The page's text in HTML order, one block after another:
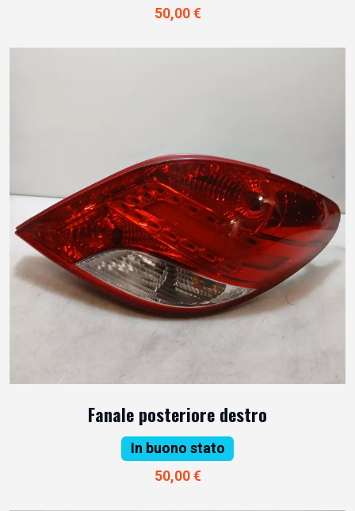
50,00 €
Fanale posteriore destro
In buono stato
50,00 €